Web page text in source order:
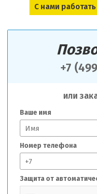
+7
или
Ваше имя
Номер телефона
Защита от
С нами